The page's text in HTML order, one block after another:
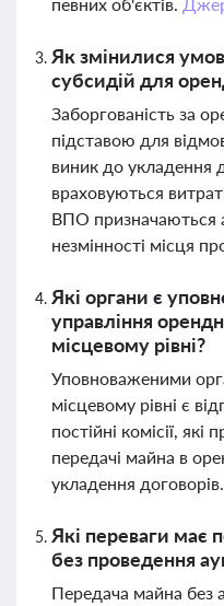
Як змінилися
субсидій для
Заборгованість за
підставою для
виник до укладення
враховуються
ВПО призначаються
незмінності місця
Які органи є
управління
місцевому рівні?
Уповноваженими
місцевому рівні є
постійні комісії,
передачі майна в
укладення договорів.
Які переваги має
без проведення
Передача майна без